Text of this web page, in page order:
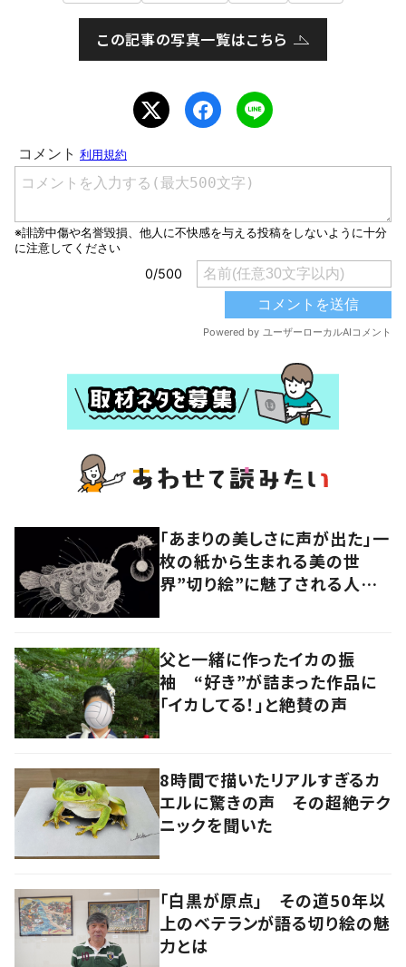
この記事の写真一覧はこちら
「あまりの美しさに声が出た」一
枚の紙から生まれる美の世
界”切り絵”に魅了される人続
父と一緒に作ったイカの振
袖 “好き”が詰まった作品に
「イカしてる！」と絶賛の声
8時間で描いたリアルすぎるカ
エルに驚きの声 その超絶テク
ニックを聞いた
「白黒が原点」 その道50年以
上のベテランが語る切り絵の魅
力とは